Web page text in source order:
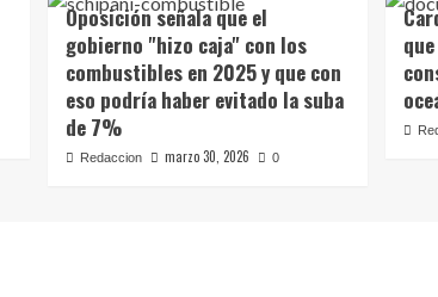
Oposición señala que el
gobierno "hizo caja" con los
combustibles en 2025 y que con
eso podría haber evitado la suba
de 7%
Redaccion marzo 30, 2026 0